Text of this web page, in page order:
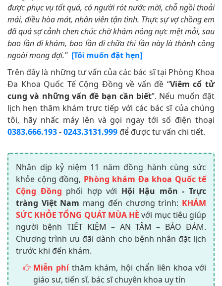
được phục vụ tốt quá, có người rót nước mời, chỗ ngồi thoải
mái, điều hòa mát, nhân viên tận tình. Thực sự vợ chồng em
đã quá sợ cảnh chen chúc chờ khám nóng nực mệt mỏi, sau
bao lần đi khám, bao lần đi chữa thì lần này là thành công
ngoài mong đợi." [Tôi muốn đặt hẹn]
Trên đây là những tư vấn của các bác sĩ tại Phòng Khoa
Đa Khoa Quốc Tế Cộng Đồng về vấn đề “Viêm cổ tử
cung và những vấn đề bạn cần biết”. Nếu muốn đặt
lịch hẹn thăm khám trực tiếp với các bác sĩ của chúng
tôi, hãy nhấc máy lên và gọi ngay tới số điện thoại
0383.666.193-0243.3131.999 để được tư vấn chi tiết.
Nhân dịp kỷ niệm 11 năm đồng hành cùng sức
khỏe cộng đồng, Phòng khám Đa khoa Quốc tế
Cộng Đồng phối hợp với Hội Hậu môn - Trực
tràng Việt Nam mang đến chương trình: KHÁM
SỨC KHỎE TỔNG QUÁT MÙA HÈ với mục tiêu giúp
người bệnh TIẾT KIỆM – AN TÂM – BẢO ĐẢM.
Chương trình ưu đãi dành cho bệnh nhân đặt lịch
trước khi đến khám.
Miễn phíthăm khám, hội chẩn liên khoa với
giáo sư, tiến sĩ, bác sĩ chuyên khoa uy tín